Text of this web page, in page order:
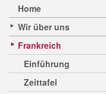
Home
Wir über uns
Frankreich
Einführung
Zeittafel